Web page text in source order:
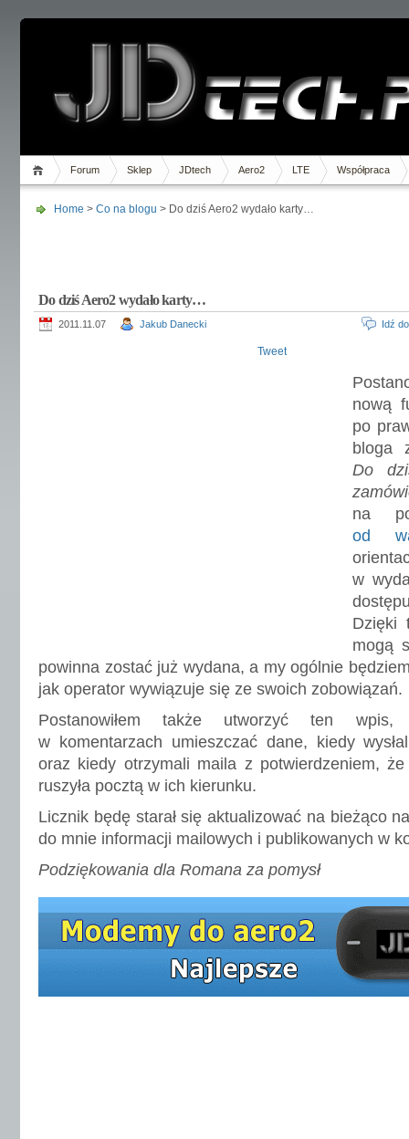
Forum Sklep JDtech Aero2 LTE Współpraca
Home > Co na blogu > Do dziś Aero2 wydało karty…
Do dziś Aero2 wydało karty…
2011.11.07 Jakub Danecki Idź
Tweet
nową
po
bloga
Do
na
od
w
Dzięki
mogą
powinna zostać już wydana, a my ogólnie
jak operator wywiązuje się ze swoich zobowiązań.
Postanowiłem także utworzyć ten
w komentarzach umieszczać dane, kiedy
oraz kiedy otrzymali maila z potwierdzeniem,
ruszyła pocztą w ich kierunku.
Licznik będę starał się aktualizować na bieżąco
do mnie informacji mailowych i publikowanych w
Podziękowania dla Romana za pomysł